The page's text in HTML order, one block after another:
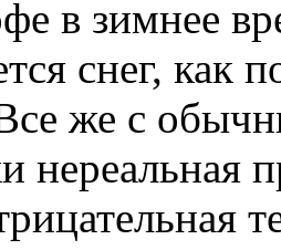
в зимнее
снег, как
же с
нереальная